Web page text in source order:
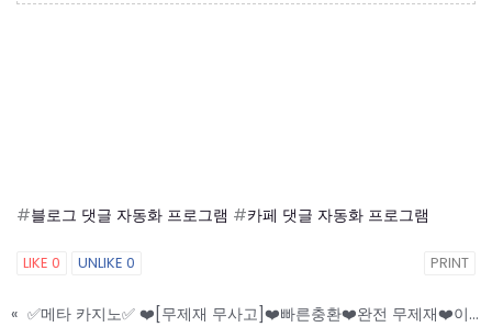
#블로그 댓글 자동화 프로그램 #카페 댓글 자동화 프로그램
LIKE 0 UNLIKE 0 PRINT
«
✅메타 카지노✅ ❤️[무제재 무사고]❤️빠른충환❤️완전 무제재❤️이벤트 맛집❤️